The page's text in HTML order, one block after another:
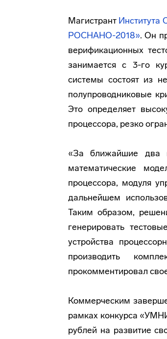
Магистрант Института
РОСНАНО-2018». Он
верификационных
занимается с 3-го
системы состоят из
полупроводниковые
Это определяет
процессора, резко
«За ближайшие два
математические
процессора, модуля
дальнейшем
Таким образом,
генерировать
устройства
производить
прокомментировал
Коммерческим
рамках конкурса
рублей на развитие